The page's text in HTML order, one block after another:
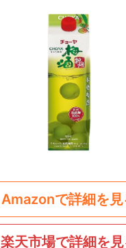
Amazonで詳細を見
楽天市場で詳細を見